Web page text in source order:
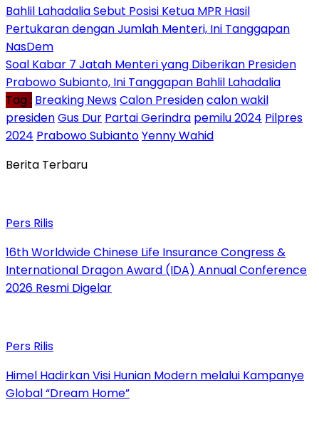
Bahlil Lahadalia Sebut Posisi Ketua MPR Hasil
Pertukaran dengan Jumlah Menteri, Ini Tanggapan
NasDem
Soal Kabar 7 Jatah Menteri yang Diberikan Presiden
Prabowo Subianto, Ini Tanggapan Bahlil Lahadalia
Tag : Breaking NewsCalon Presidencalon wakil
presidenGus Dur Partai Gerindra pemilu 2024 Pilpres
2024 Prabowo SubiantoYenny Wahid
Berita Terbaru
Pers Rilis
16th Worldwide Chinese Life Insurance Congress &
International Dragon Award (IDA) Annual Conference
2026 Resmi Digelar
Pers Rilis
Himel Hadirkan Visi Hunian Modern melalui Kampanye
Global “Dream Home”